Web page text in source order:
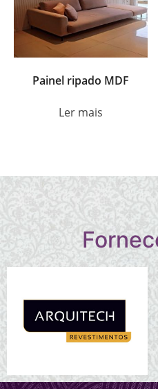
Painel ripado MDF
Ler mais